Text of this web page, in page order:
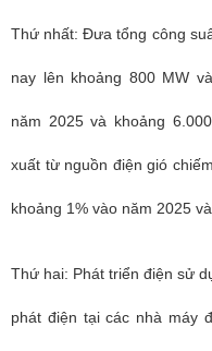
Thứ nhất: Đưa tổng công
nay lên khoảng 800 MW
năm 2025 và khoảng
xuất từ nguồn điện gió
khoảng 1% vào năm 2025
Thứ hai: Phát triển điện sử
phát điện tại các nhà máy